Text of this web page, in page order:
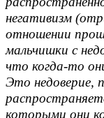
негативизм
отношении
мальчишки с
что когда-то
Это недоверие,
которыми они